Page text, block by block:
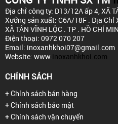
Địa chỉ công ty: D13/12A ấp 4,XÃ
Xưởng sản xuất: C6A/18F . Địa Chỉ
XÃ TÂN VĨNH LỘC . TP . HỒ CHÍ
Điện thoại: 0972 070 207
Email: inoxanhkhoi07@gmail.com
Website: www.inoxanhkhoi.com
CHÍNH SÁCH
+ Chính sách bán hàng
+ Chính sách bảo mật
+ Chính sách vận chuyển